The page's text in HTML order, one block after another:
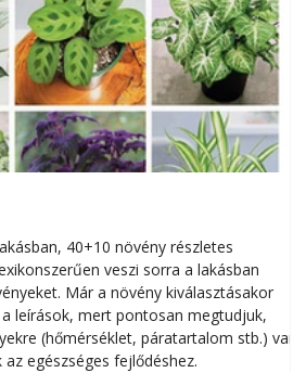
40+10 növény részletes
veszi sorra a lakásban
Már a növény kiválasztásakor
leírások, mert pontosan megtudjuk,
(hőmérséklet, páratartalom stb.) van
egészséges fejlődéshez.